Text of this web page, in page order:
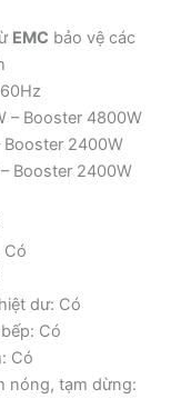
EMC bảo vệ các
– Booster 4800W
Booster 2400W
Booster 2400W
Có
dư: Có
Có
Có
nóng, tạm dừng: